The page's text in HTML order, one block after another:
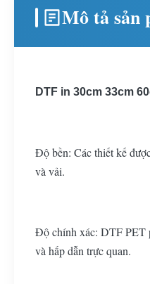
Mô tả sản
DTF in 30cm 33cm
Độ bền: Các thiết kế
và vải.
Độ chính xác: DTF PET
và hấp dẫn trực quan.